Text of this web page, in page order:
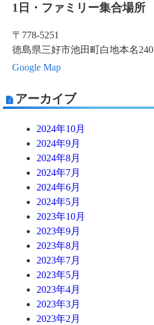
1日・ファミリー集合場所
〒778-5251
徳島県三好市池田町白地本名240
Google Map
アーカイブ
2024年10月
2024年9月
2024年8月
2024年7月
2024年6月
2024年5月
2023年10月
2023年9月
2023年8月
2023年7月
2023年5月
2023年4月
2023年3月
2023年2月